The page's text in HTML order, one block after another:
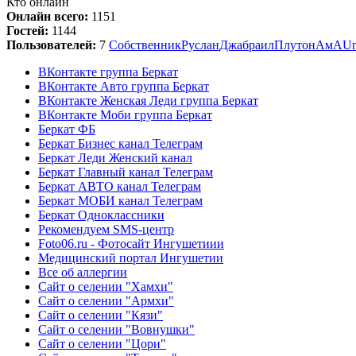
Онлайн всего: 1151
Гостей: 1144
Пользователей: 7 СобственникРусланДжабраилПлутонАмА
ВКонтакте группа Беркат
ВКонтакте Авто группа Беркат
ВКонтакте Женская Леди группа Беркат
ВКонтакте Моби группа Беркат
Беркат ФБ
Беркат Бизнес канал Телеграм
Беркат Леди Женский канал
Беркат Главный канал Телеграм
Беркат АВТО канал Телеграм
Беркат МОБИ канал Телеграм
Беркат Одноклассники
Рекомендуем SMS-центр
Foto06.ru - Фотосайт Ингушетиии
Медицинский портал Ингушетии
Все об аллергии
Сайт о селении "Хамхи"
Сайт о селении "Армхи"
Сайт о селении "Кязи"
Сайт о селении "Вовнушки"
Сайт о селении "Цори"